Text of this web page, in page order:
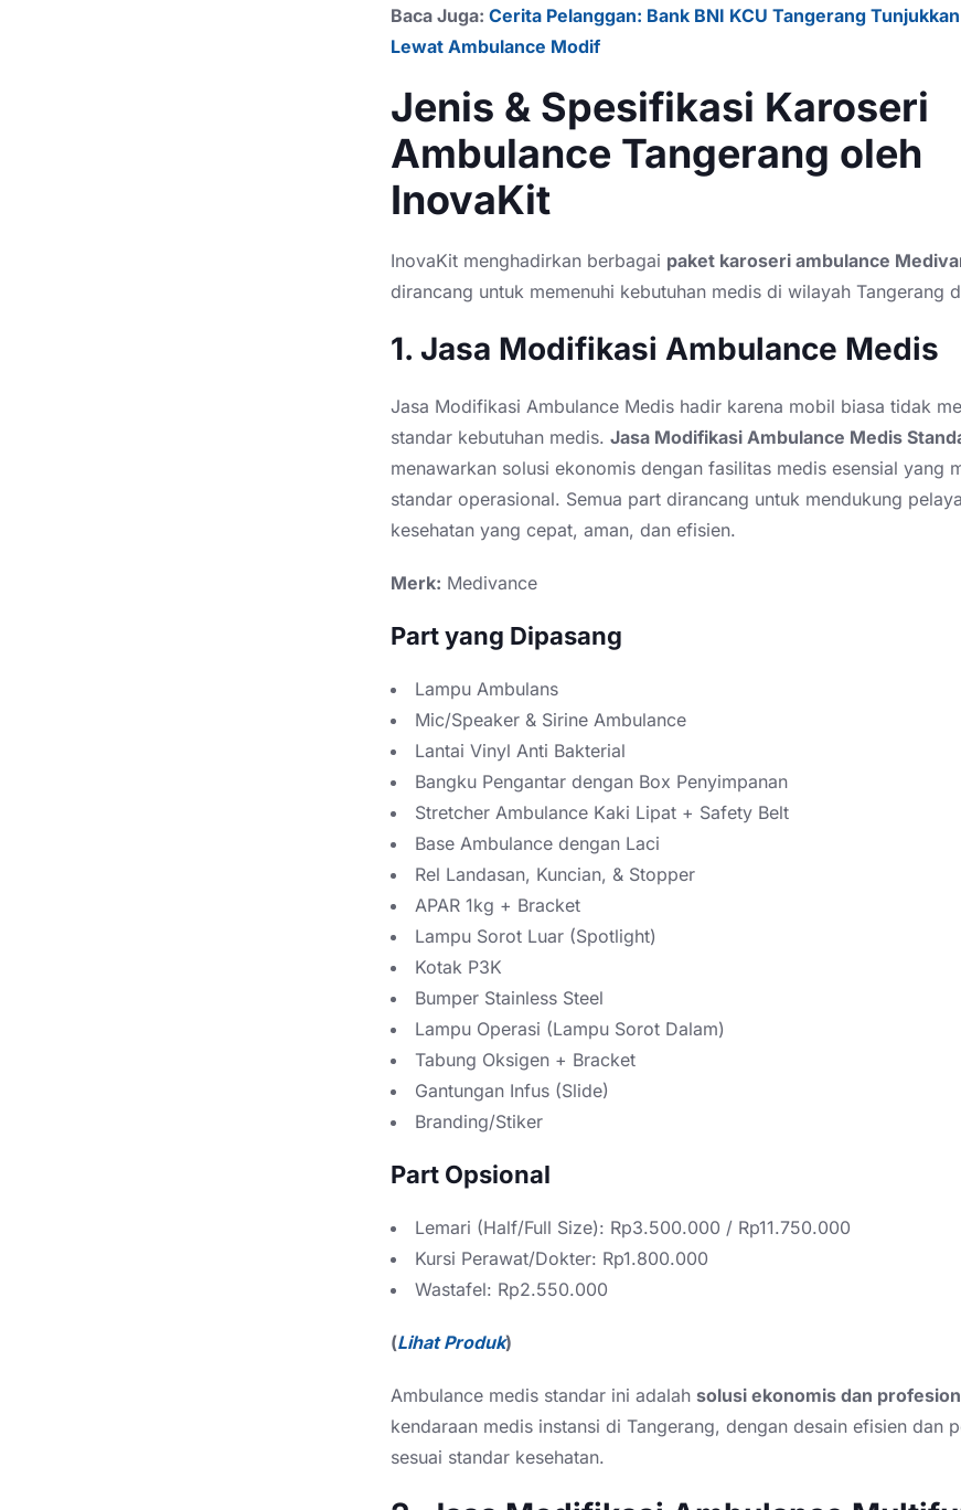
Baca Juga: Cerita Pelanggan: Bank BNI KCU Tangerang
Lewat Ambulance Modif
Jenis & Spesifikasi Karoseri
Ambulance Tangerang oleh
InovaKit
InovaKit menghadirkan berbagai paket karoseri ambulance
dirancang untuk memenuhi kebutuhan medis di wilayah Tangerang
1. Jasa Modifikasi Ambulance Medis
Jasa Modifikasi Ambulance Medis hadir karena mobil biasa tidak
standar kebutuhan medis. Jasa Modifikasi Ambulance Medis
menawarkan solusi ekonomis dengan fasilitas medis esensial yang
standar operasional. Semua part dirancang untuk mendukung
kesehatan yang cepat, aman, dan efisien.
Merk: Medivance
Part yang Dipasang
Lampu Ambulans
Mic/Speaker & Sirine Ambulance
Lantai Vinyl Anti Bakterial
Bangku Pengantar dengan Box Penyimpanan
Stretcher Ambulance Kaki Lipat + Safety Belt
Base Ambulance dengan Laci
Rel Landasan, Kuncian, & Stopper
APAR 1kg + Bracket
Lampu Sorot Luar (Spotlight)
Kotak P3K
Bumper Stainless Steel
Lampu Operasi (Lampu Sorot Dalam)
Tabung Oksigen + Bracket
Gantungan Infus (Slide)
Branding/Stiker
Part Opsional
Lemari (Half/Full Size): Rp3.500.000 / Rp11.750.000
Kursi Perawat/Dokter: Rp1.800.000
Wastafel: Rp2.550.000
(Lihat Produk)
Ambulance medis standar ini adalah solusi ekonomis dan
kendaraan medis instansi di Tangerang, dengan desain efisien dan
sesuai standar kesehatan.